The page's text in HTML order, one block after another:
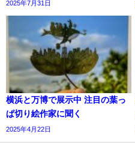
2025年7月31日
横浜と万博で展示中 注目の葉っ
ぱ切り絵作家に聞く
2025年4月22日